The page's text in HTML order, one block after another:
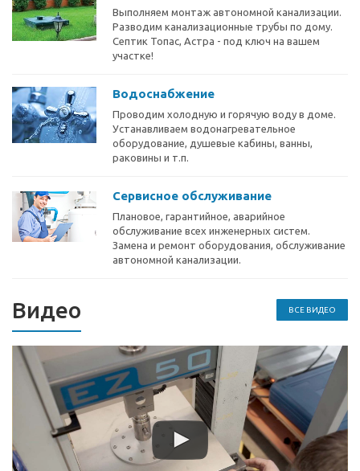
Выполняем монтаж автономной канализации.
Разводим канализационные трубы по дому.
Септик Топас, Астра - под ключ на вашем
участке!
Водоснабжение
Проводим холодную и горячую воду в доме.
Устанавливаем водонагревательное
оборудование, душевые кабины, ванны,
раковины и т.п.
Сервисное обслуживание
Плановое, гарантийное, аварийное
обслуживание всех инженерных систем.
Замена и ремонт оборудования, обслуживание
автономной канализации.
ВСЕ ВИДЕО
Видео